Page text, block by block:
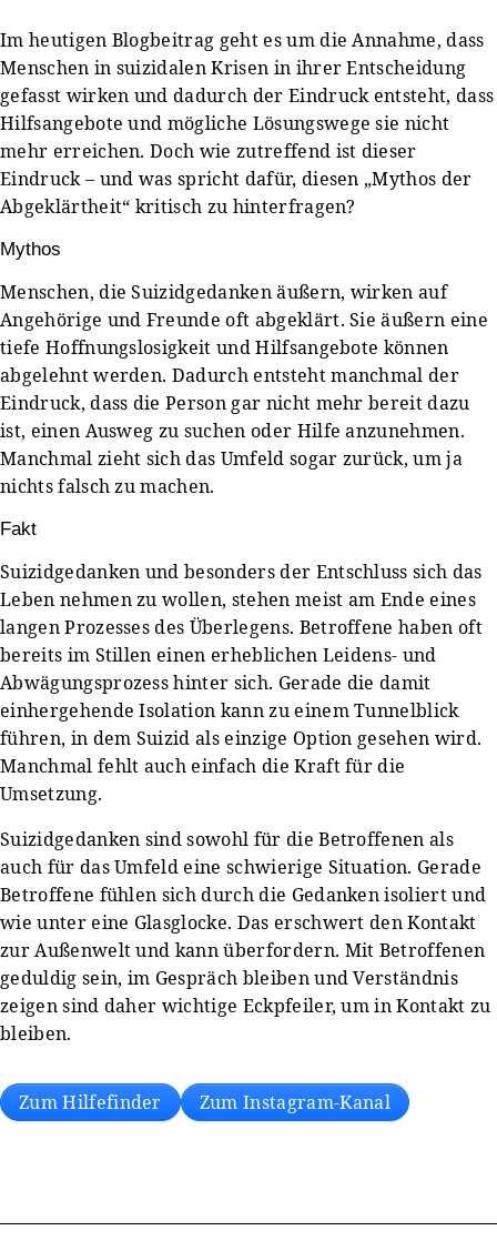
Im heutigen Blogbeitrag geht es um die Annahme, dass
Menschen in suizidalen Krisen in ihrer Entscheidung
gefasst wirken und dadurch der Eindruck entsteht, dass
Hilfsangebote und mögliche Lösungswege sie nicht
mehr erreichen. Doch wie zutreffend ist dieser
Eindruck – und was spricht dafür, diesen „Mythos der
Abgeklärtheit“ kritisch zu hinterfragen?
Mythos
Menschen, die Suizidgedanken äußern, wirken auf
Angehörige und Freunde oft abgeklärt. Sie äußern eine
tiefe Hoffnungslosigkeit und Hilfsangebote können
abgelehnt werden. Dadurch entsteht manchmal der
Eindruck, dass die Person gar nicht mehr bereit dazu
ist, einen Ausweg zu suchen oder Hilfe anzunehmen.
Manchmal zieht sich das Umfeld sogar zurück, um ja
nichts falsch zu machen.
Fakt
Suizidgedanken und besonders der Entschluss sich das
Leben nehmen zu wollen, stehen meist am Ende eines
langen Prozesses des Überlegens. Betroffene haben oft
bereits im Stillen einen erheblichen Leidens- und
Abwägungsprozess hinter sich. Gerade die damit
einhergehende Isolation kann zu einem Tunnelblick
führen, in dem Suizid als einzige Option gesehen wird.
Manchmal fehlt auch einfach die Kraft für die
Umsetzung.
Suizidgedanken sind sowohl für die Betroffenen als
auch für das Umfeld eine schwierige Situation. Gerade
Betroffene fühlen sich durch die Gedanken isoliert und
wie unter eine Glasglocke. Das erschwert den Kontakt
zur Außenwelt und kann überfordern. Mit Betroffenen
geduldig sein, im Gespräch bleiben und Verständnis
zeigen sind daher wichtige Eckpfeiler, um in Kontakt zu
bleiben.
Zum Hilfefinder Zum Instagram-Kanal